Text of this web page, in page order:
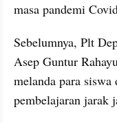
masa pandemi
Sebelumnya, Plt
Asep Guntur
melanda para
pembelajaran jarak